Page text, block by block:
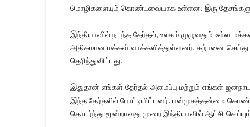
மொழிகளையும் கொண்டவையாக உள்ளன. இரு
இந்தியாவில் நடந்த தேர்தல், உலகம் முழுவதும் உள்ள
அதிகமான மக்கள் வாக்களித்துள்ளனர். கற்பனை செய்து
தெரிந்துவிட்டது.
இதுதான் எங்கள் தேர்தல் அமைப்பு மற்றும் எங்கள்
இந்த தேர்தலில் போட்டியிட்டனர். பன்முகத்தன்மை
தொடர்ந்து மூன்றாவது முறை இந்தியாவில் ஆட்சி